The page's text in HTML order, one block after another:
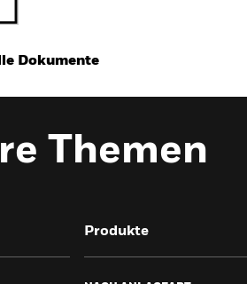
Dokumente
Themen
Produkte